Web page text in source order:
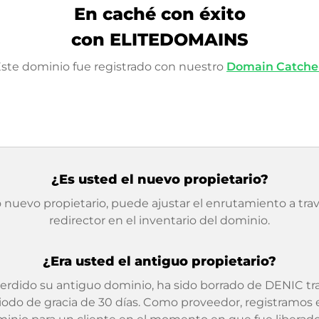
En caché con éxito
con ELITEDOMAINS
dominio fue registrado con nuestro Domain
¿Es usted el nuevo propietario?
nuevo propietario, puede ajustar el enrutamiento a
redirector en el inventario del dominio.
¿Era usted el antiguo propietario?
su antiguo dominio, ha sido borrado de DENIC
de gracia de 30 días. Como proveedor, registramos